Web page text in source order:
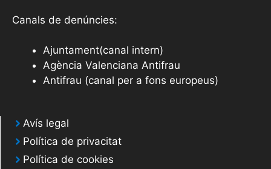
Canals de denúncies:
Ajuntament(canal intern)
Agència Valenciana Antifrau
Antifrau (canal per a fons europeus)
Avís legal
Política de privacitat
Política de cookies